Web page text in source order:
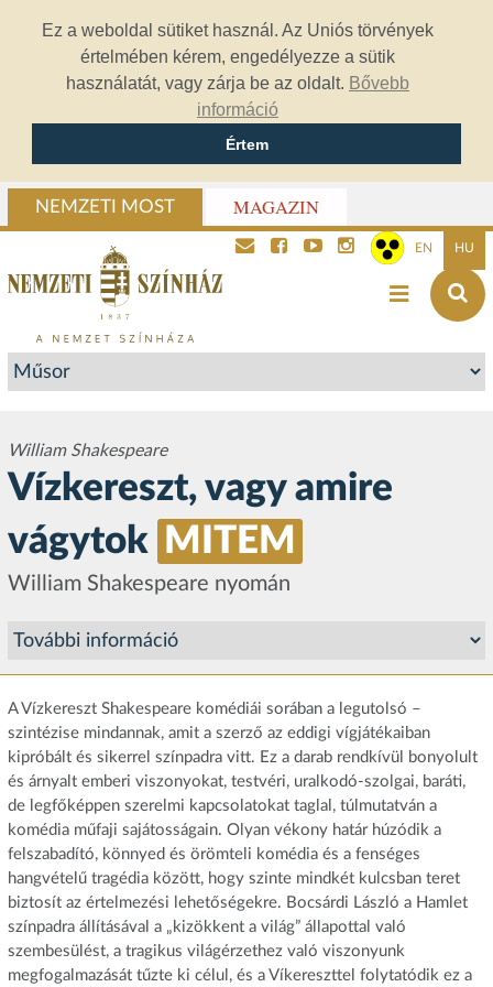
Ez a weboldal sütiket használ. Az Uniós törvények
értelmében kérem, engedélyezze a sütik
használatát, vagy zárja be az oldalt. Bővebb
információ
Értem
NEMZETI MOST MAGAZIN
EN HU
William Shakespeare
Vízkereszt, vagy amire
vágytok MITEM
William Shakespeare nyomán
A Vízkereszt Shakespeare komédiái sorában a legutolsó –
szintézise mindannak, amit a szerző az eddigi vígjátékaiban
kipróbált és sikerrel színpadra vitt. Ez a darab rendkívül bonyolult
és árnyalt emberi viszonyokat, testvéri, uralkodó-szolgai, baráti,
de legfőképpen szerelmi kapcsolatokat taglal, túlmutatván a
komédia műfaji sajátosságain. Olyan vékony határ húzódik a
felszabadító, könnyed és örömteli komédia és a fenséges
hangvételű tragédia között, hogy szinte mindkét kulcsban teret
biztosít az értelmezési lehetőségekre. Bocsárdi László a Hamlet
színpadra állításával a „kizökkent a világ” állapottal való
szembesülést, a tragikus világérzethez való viszonyunk
megfogalmazását tűzte ki célul, és a Víkereszttel folytatódik ez a